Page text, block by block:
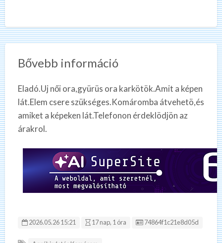
Bővebb információ
Eladó.Uj női ora,gyürüs ora karkötök.Amit a képen
lát.Elem csere szükséges.Komáromba átvehetö,és
amiket a képeken lát.Telefonon érdeklödjön az
árakrol.
2026.05.26 15:21 17 nap, 1 óra Hirdetés ID:
74864f1c21e8d05d